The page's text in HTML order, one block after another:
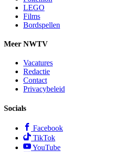
LEGO
Films
Bordspellen
Meer NWTV
Vacatures
Redactie
Contact
Privacybeleid
Socials
Facebook
TikTok
YouTube